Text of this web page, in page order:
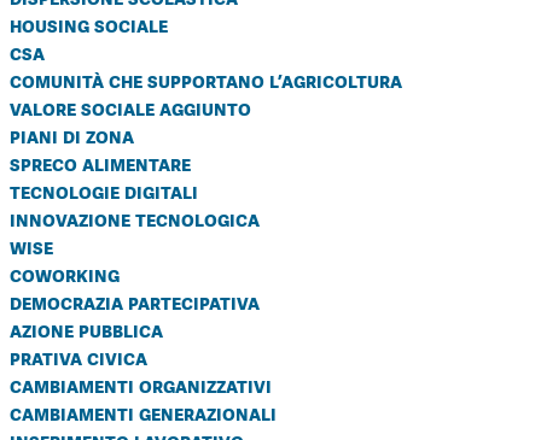
housing sociale
csa
comunità che supportano l’agricoltura
valore sociale aggiunto
piani di zona
spreco alimentare
tecnologie digitali
innovazione tecnologica
wise
coworking
democrazia partecipativa
azione pubblica
prativa civica
cambiamenti organizzativi
cambiamenti generazionali